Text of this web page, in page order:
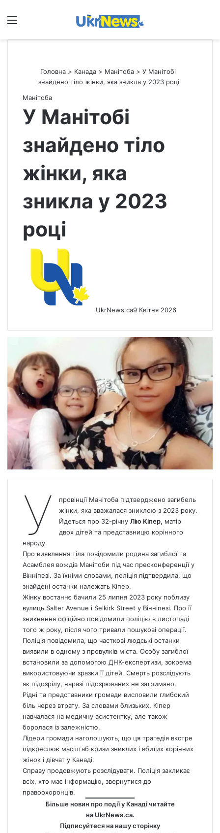
Меню
Головна > Канада > Манітоба > У Манітобі
знайдено тіло жінки, яка зникла у 2023 році
Манітоба
У Манітобі
знайдено тіло
жінки, яка
зникла у 2023
році
UkrNews.ca9 Квітня 2026
У
провінції Манітоба підтверджено загибель
жінки, яка вважалася зниклою з 2023 року.
Йдеться про 32-річну Лію Кіпер, матір
двох дітей та представницю корінного
народу.
Про виявлення тіла повідомили родина загиблої та
Асамблея вождів Манітоби під час пресконференції у
Вінніпезі. За їхніми словами, поліція підтвердила, що
знайдені останки належать Кіпер.
Жінку востаннє бачили 25 липня 2023 року поблизу
вулиць Salter Avenue і Selkirk Street у Вінніпезі. Про її
зникнення офіційно повідомили поліцію в листопаді
того ж року, після чого тривали пошукові операції.
Поліція повідомила, що часткові людські останки
виявили в одному з провулків міста. Особу загиблої
встановили за допомогою ДНК-експертизи, зокрема
використовуючи зразки її дітей. Смерть розслідують
як підозрілу, наразі підозрюваних не затримано.
Рідні та представники громади висловили глибокий
біль через втрату. За словами близьких, Кіпер
навчалася на медичну асистентку, але також
боролася із залежністю.
Лідери громади наголошують, що ця трагедія вкотре
підкреслює масштаб кризи зниклих і вбитих корінних
жінок і дівчат у Канаді.
Справу продовжують розслідувати. Поліція закликає
всіх, хто має інформацію, звернутися до
правоохоронців.
Більше новин про події у Канаді читайте
на UkrNews.ca.
Підписуйтеся на нашу сторінку